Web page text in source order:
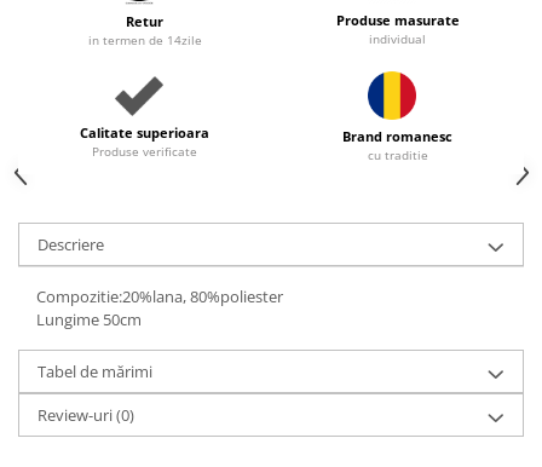
Retur
in termen de 14zile
Produse masurate
individual
Calitate superioara
Produse verificate
Brand romanesc
cu traditie
Descriere
Compozitie:20%lana, 80%poliester
Lungime 50cm
Tabel de mărimi
Review-uri(0)